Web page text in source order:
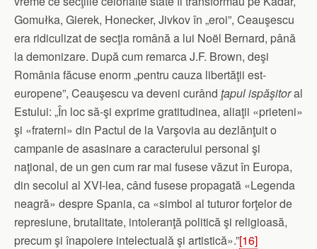
Gomułka, Gierek, Honecker, Jivkov în „eroi”, Ceauşescu
era ridiculizat de secţia română a lui Noël Bernard, până
la demonizare. După cum remarca J.F. Brown, deşi
România făcuse enorm „pentru cauza libertăţii est-
europene”, Ceauşescu va deveni curând ţapul ispăşitoral
Estului: „În loc să-şi exprime gratitudinea, aliaţii «prieteni»
şi «fraterni» din Pactul de la Varşovia au dezlănţuit o
campanie de asasinare a caracterului personal şi
naţional, de un gen cum rar mai fusese văzut în Europa,
din secolul al XVI-lea, când fusese propagată «Legenda
neagră» despre Spania, ca «simbol al tuturor forţelor de
represiune, brutalitate, intoleranţă politică şi religioasă,
precum şi înapoiere intelectuală şi artistică».”[16]